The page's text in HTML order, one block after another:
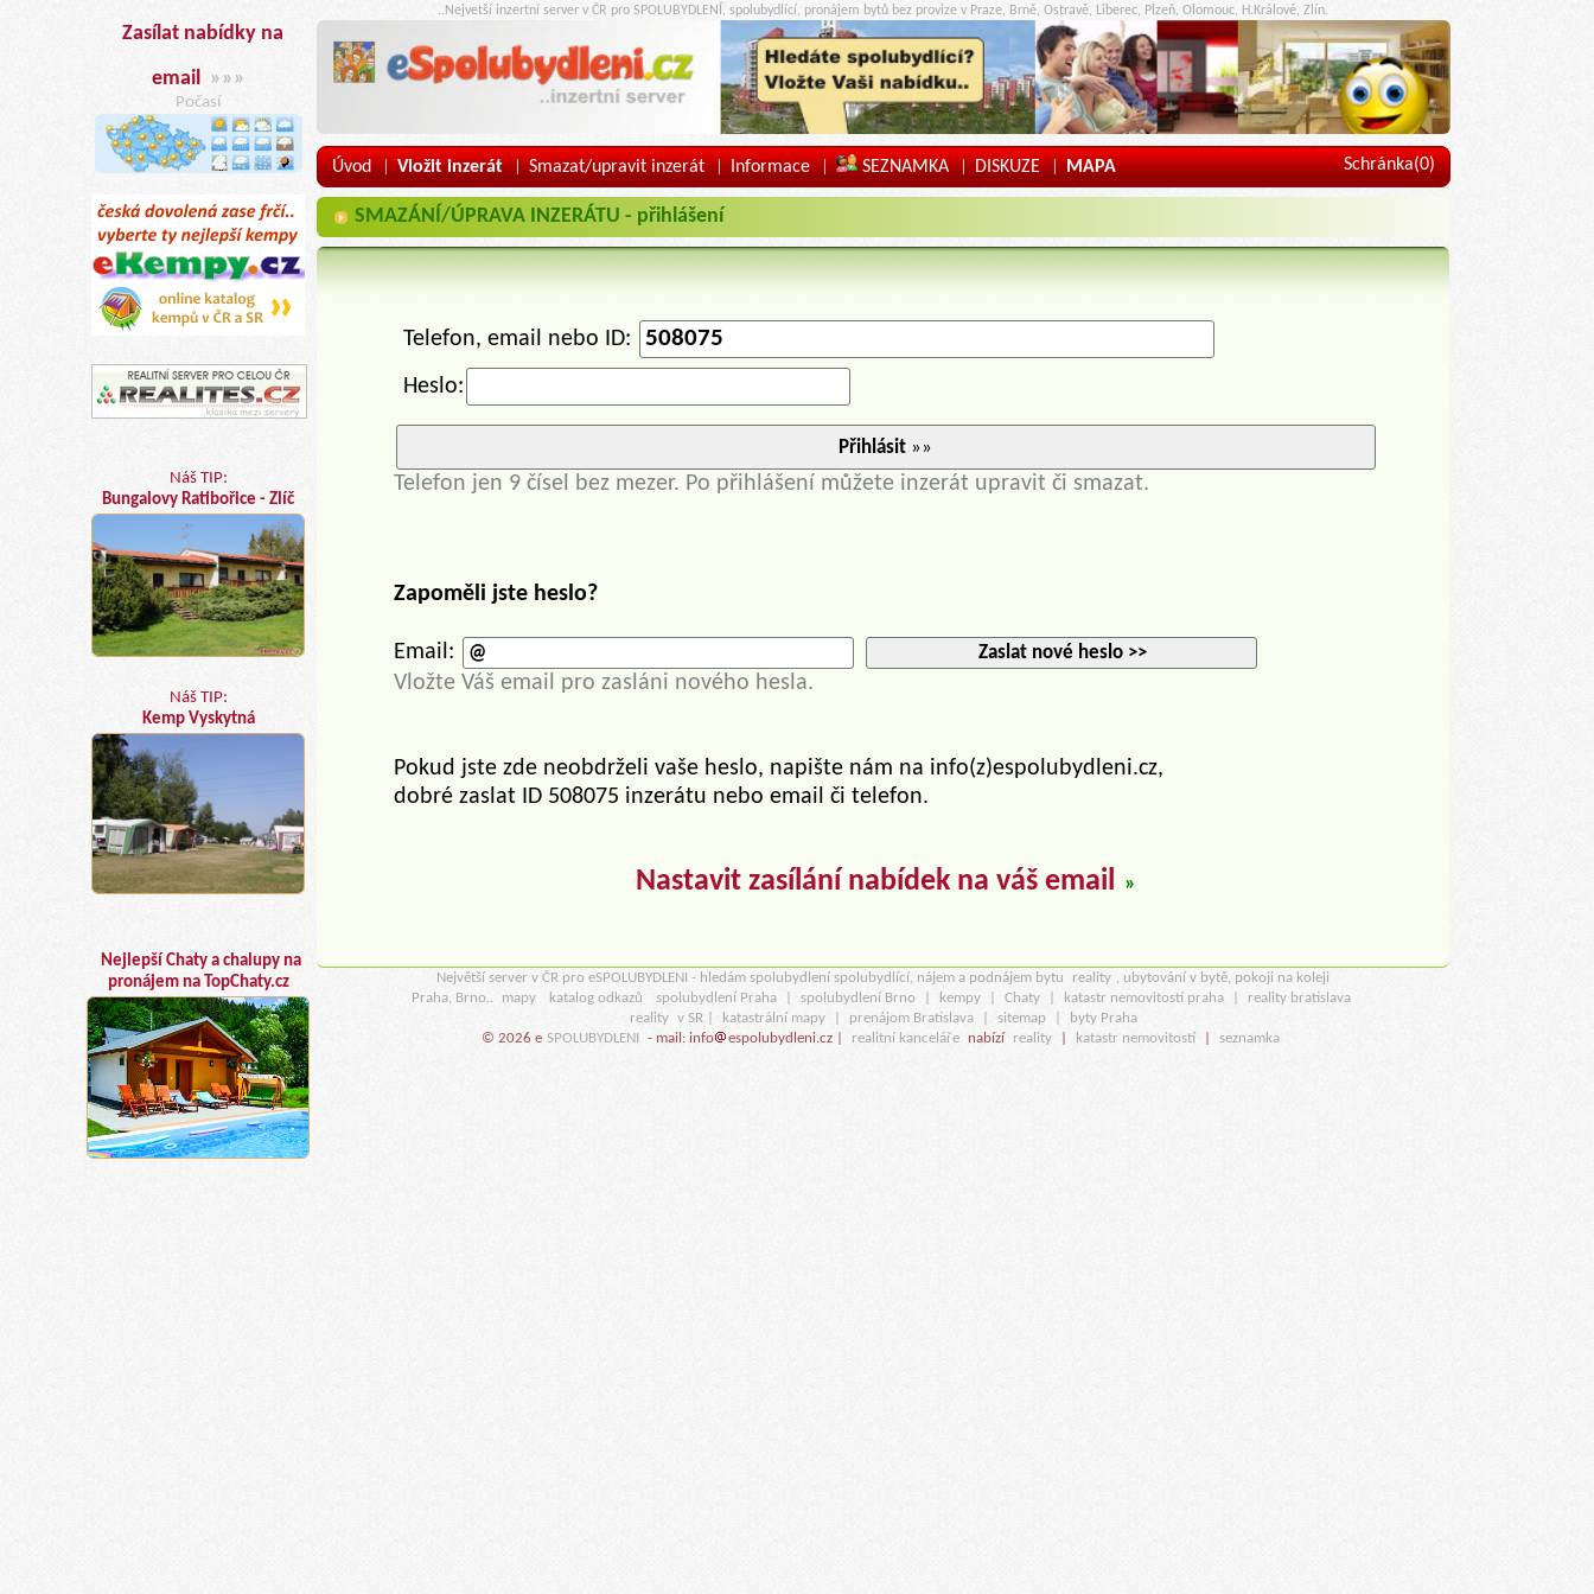
Zasílat nabídky na
email »»»
Počasí
Náš TIP:
Bungalovy Ratibořice - Zlíč
Náš TIP:
Kemp Vyskytná
Nejlepší Chaty a chalupy na
pronájem na TopChaty.cz
..Nejvetší inzertní server v ČR pro SPOLUBYDLENÍ, spolubydlící, pronájem bytů bez provize v Praze, Brně, Ostravě, Liberec, Plzeň, Olomouc, H.Králové, Zlín.
Úvod | Vložit inzerát | Smazat/upravit inzerát | Informace | SEZNAMKA | DISKUZE | MAPA Schránka(0)
SMAZÁNÍ/ÚPRAVA INZERÁTU - přihlášení
Telefon, email nebo ID:
Heslo:
Přihlásit »»
Telefon jen 9 čísel bez mezer. Po přihlášení můžete inzerát upravit či smazat.
Zapoměli jste heslo?
Email: Zaslat nové heslo >>
Vložte Váš email pro zasláni nového hesla.
Pokud jste zde neobdrželi vaše heslo, napište nám na info(z)espolubydleni.cz,
dobré zaslat ID 508075 inzerátu nebo email či telefon.
Nastavit zasílání nabídek na váš email »
Největší server v ČR pro eSPOLUBYDLENI - hledám spolubydlení spolubydlící, nájem a podnájem bytu reality
, ubytování v bytě, pokoji na koleji
Praha, Brno..
mapy katalog odkazů spolubydlení Praha spolubydlení Brno kempy Chaty katastr nemovitostí praha
reality bratislava
reality v SR | katastrální mapy prenájom Bratislava sitemap
byty Praha
© 2026 e SPOLUBYDLENI - mail: info espolubydleni.cz | realitní kanceláře nabízí reality katastr nemovitostí seznamka